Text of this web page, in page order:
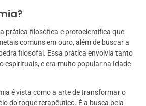
prática filosófica e protocientífica que
comuns em ouro, além de buscar a
filosofal. Essa prática envolvia tanto
espirituais, e era muito popular na Idade
é vista como a arte de transformar o
do toque terapêutico. É a busca pela